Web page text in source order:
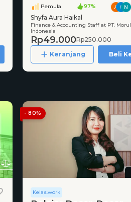
Pemula 97%
Shyfa Aura Haikal
Finance & Accounting Staff at PT.
Indonesia
Rp49.000Rp250.000
Keranjang
Beli
- 80%
Kelas.work